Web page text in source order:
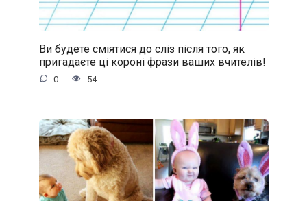
Ви будете сміятися до сліз після того, як
пригадаєте ці короні фрази ваших вчителів!
0 54